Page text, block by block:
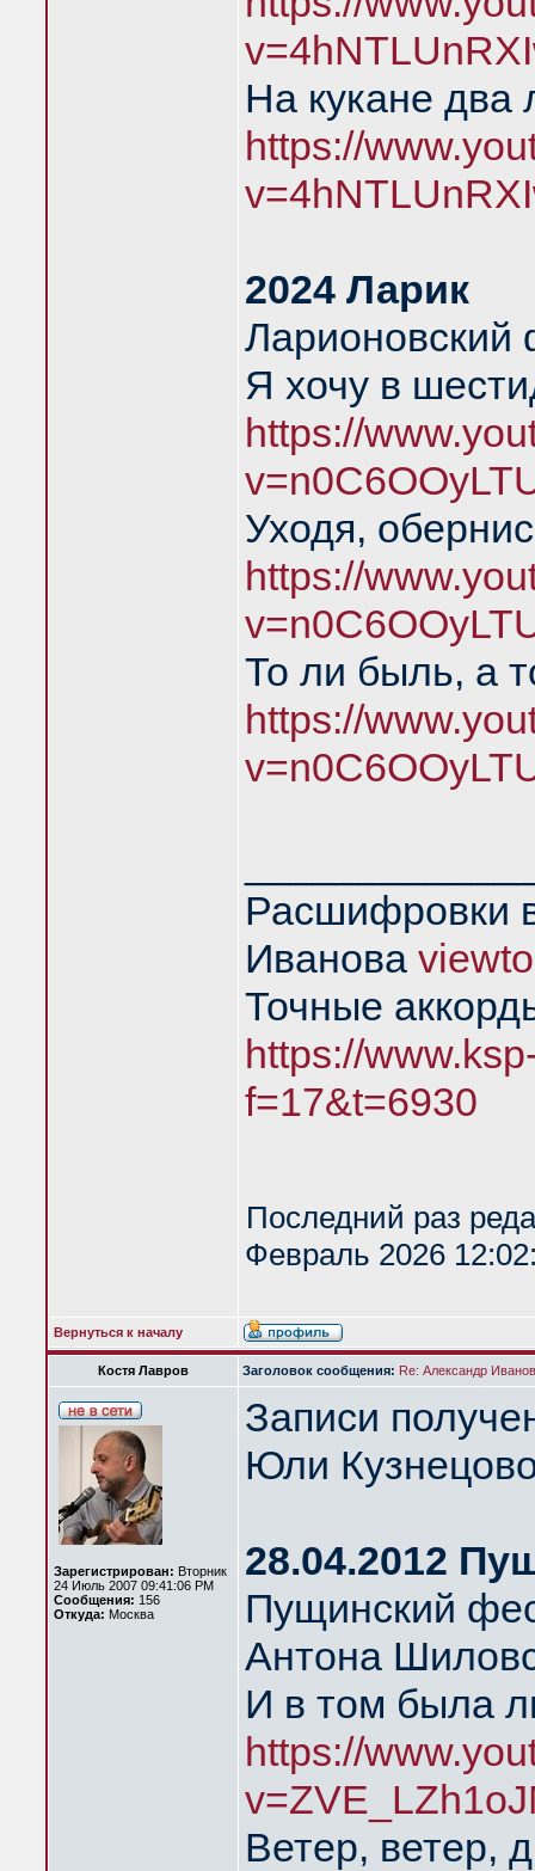
На кукане два
https://
2024 Ларик
Ларионовский
Я хочу в
https://
Уходя,
https://
То ли быль, а
https://
Расшифровки
Иванова
Точные
https://
f=17&t=6930
Последний раз
Февраль 2026
Вернуться к началу
Костя Лавров Заголовок сообщения: Re: Александр
Зарегистрирован: Вторник
24 Июль 2007 09:41:06 PM
Сообщения: 156
Откуда: Москва
Записи
Юли
28.04.2012
Пущинский
Антона
И в том была
https://
Ветер, ветер,